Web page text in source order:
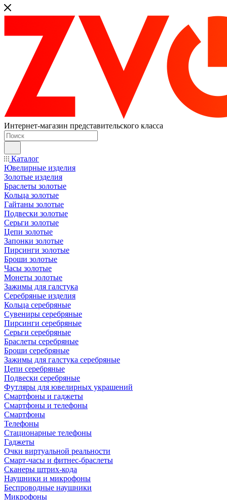
Интернет-магазин представительского класса
Каталог
Ювелирные изделия
Золотые изделия
Браслеты золотые
Кольца золотые
Гайтаны золотые
Подвески золотые
Серьги золотые
Цепи золотые
Запонки золотые
Пирсинги золотые
Броши золотые
Часы золотые
Монеты золотые
Зажимы для галстука
Серебряные изделия
Кольца серебряные
Сувениры серебряные
Пирсинги серебряные
Серьги серебряные
Браслеты серебряные
Броши серебряные
Зажимы для галстука серебряные
Цепи серебряные
Подвески серебряные
Футляры для ювелирных украшений
Смартфоны и гаджеты
Смартфоны и телефоны
Смартфоны
Телефоны
Стационарные телефоны
Гаджеты
Очки виртуальной реальности
Смарт-часы и фитнес-браслеты
Сканеры штрих-кода
Наушники и микрофоны
Беспроводные наушники
Микрофоны